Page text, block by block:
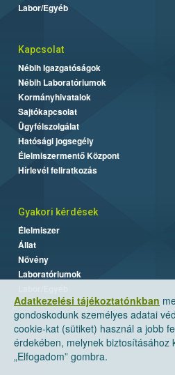
Adatkezelési tájékoztatónkban
gondoskodunk személyes adatai
cookie-kat (sütiket) használ a jobb
érdekében, melynek biztosításához
„Elfogadom” gombra.
Labor/Egyéb
Kapcsolat
Nébih Igazgatóságok
Nébih Laboratóriumok
Kormányhivatalok
Sajtókapcsolat
Ügyfélszolgálat
Hatósági jogsegély
Élelmiszermentő Központ
Hírlevél feliratkozás
Gyakori kérdések
Élelmiszer
Állat
Növény
Laboratóriumok